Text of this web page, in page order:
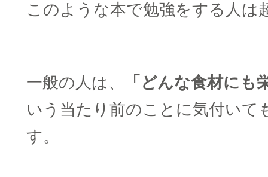
このような本で勉強をする人は
一般の人は、
「どんな食材にも
いう当たり前のことに気付いて
す。